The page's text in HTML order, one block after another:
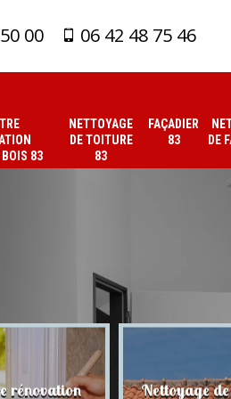
00 06 42 48 75 46
BOIS 83
NETTOYAGE
DE TOITURE
83
FAÇADIER
83
DE
rénovation Nettoyage